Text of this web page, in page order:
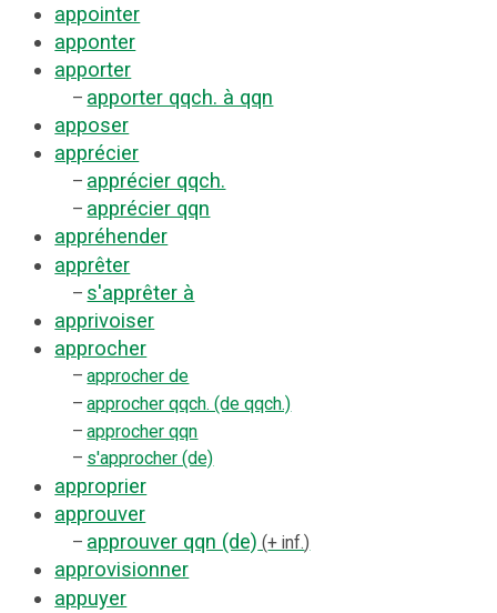
appointer
apponter
apporter
– apporter qqch. à qqn
apposer
apprécier
– apprécier qqch.
– apprécier qqn
appréhender
apprêter
– s'apprêter à
apprivoiser
approcher
– approcher de
– approcher qqch. (de qqch.)
– approcher qqn
– s'approcher (de)
approprier
approuver
– approuver qqn (de) + inf.
approvisionner
appuyer